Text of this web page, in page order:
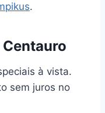
.
à vista.
sem juros no